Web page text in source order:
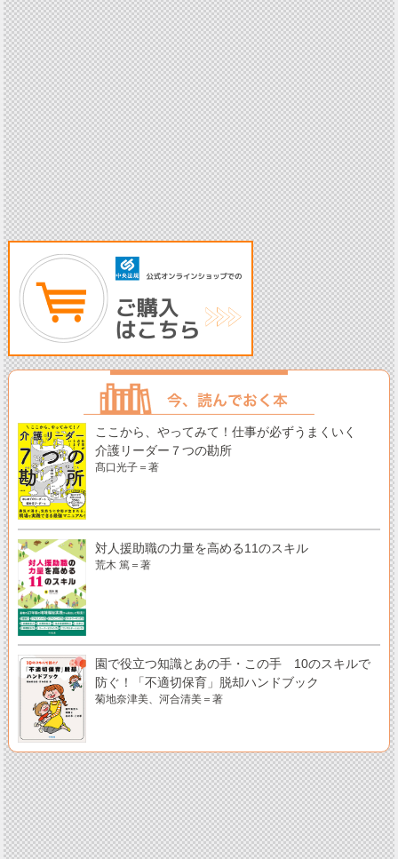
ここから、やってみて！仕事が必ずうまくいく
介護リーダー７つの勘所
髙口光子＝著
対人援助職の力量を高める11のスキル
荒木 篤＝著
園で役立つ知識とあの手・この手 10のスキルで
防ぐ！「不適切保育」脱却ハンドブック
菊地奈津美、河合清美＝著